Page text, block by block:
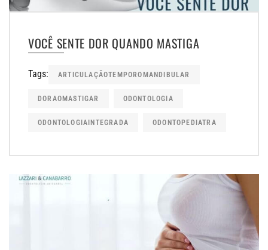
VOCÊ SENTE DOR QUANDO MASTIGA
Tags: ARTICULAÇÃOTEMPOROMANDIBULAR
DORAOMASTIGAR ODONTOLOGIA
ODONTOLOGIAINTEGRADA ODONTOPEDIATRA